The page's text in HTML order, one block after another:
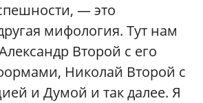
— это
мифология. Тут нам
Второй с его
Николай Второй с
и Думой и так далее. Я